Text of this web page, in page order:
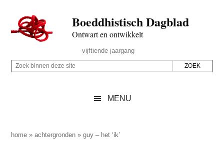
naar
de
inhoud
secondary
naar
de
sidebar
naar
de
Boeddhistisch Dagblad
Ontwart en ontwikkelt
Rechts
vijftiende jaargang
Z
p
Z
i
MENU
home »achtergronden »guy – het ‘ik’